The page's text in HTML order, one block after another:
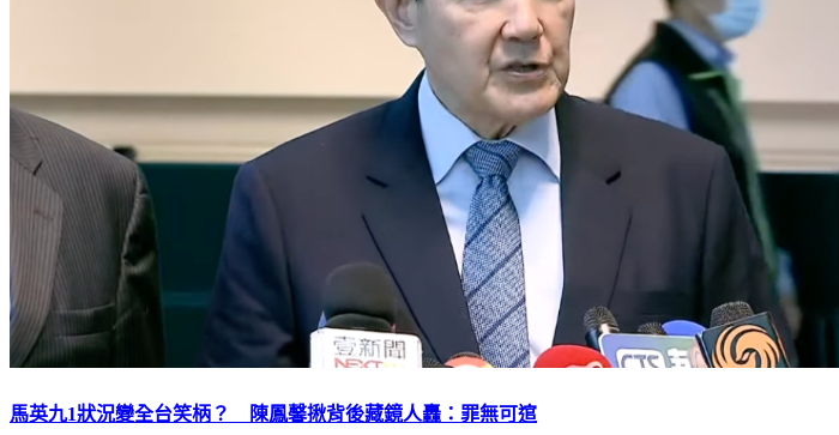
馬英九1狀況變全台笑柄？ 陳鳳馨揪背後藏鏡人轟：罪無可逭